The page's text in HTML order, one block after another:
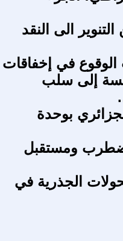
الى النقد
الوقوع في إخفاقات
إلى سلب
بوحدة
ومستقبل
الجذرية في